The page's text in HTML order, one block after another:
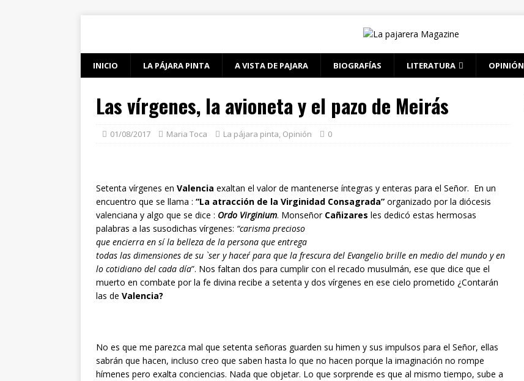
INICIO LA PÁJARA PINTA A VISTA DE PAJARA BIOGRAFÍAS LITERATURA OPINIÓN
Las vírgenes, la avioneta y el pazo de Meirás
01/08/2017 Maria Toca La pájara pinta, Opinión 0
Setenta vírgenes en Valencia exaltan el valor de mantenerse íntegras y enteras para el Señor. En un
encuentro que se llama : “La atracción de la Virginidad Consagrada” organizado por la diócesis
valenciana y algo que se dice : Ordo Virginium. Monseñor Cañizares les dedicó estas hermosas
palabras a las susodichas vírgenes: “carisma precioso
que encierra en sí la belleza de la persona que entrega
todas las dimensiones de su `ser y hacer´ para que la frescura del Evangelio brille en medio del mundo y en
lo cotidiano del cada día”. Nos faltan dos para cumplir con el recado musulmán, ese que dice que el
muerto en combate por la fe divina recibe a setenta y dos vírgenes en ese cielo prometido ¿Contarán
las de Valencia?
No es que me parezca mal que setenta señoras guarden su himen y sus impulsos para el Señor, ellas
sabrán que hacen, incluso creo que saben hasta lo que no hacen porque la imaginación no rompe
hímenes pero exalta conciencias. Nada que objetar. Lo que sorprende es que al mismo tiempo, sube a